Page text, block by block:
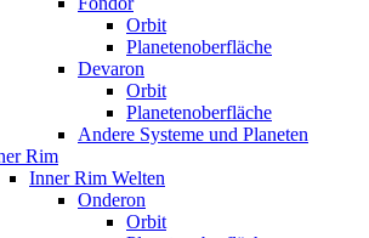
Orbit
Planetenoberfläche
Devaron
Orbit
Planetenoberfläche
Andere Systeme und Planeten
Rim
Inner Rim Welten
Onderon
Orbit